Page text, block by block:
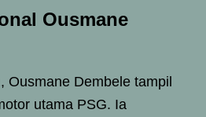
Ousmane
Ousmane Dembele tampil
utama PSG. Ia